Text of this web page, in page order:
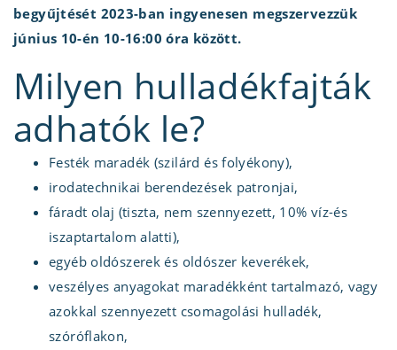
begyűjtését 2023-ban ingyenesen megszervezzük
június 10-én 10-16:00 óra között.
Milyen hulladékfajták
adhatók le?
Festék maradék (szilárd és folyékony),
irodatechnikai berendezések patronjai,
fáradt olaj (tiszta, nem szennyezett, 10% víz-és
iszaptartalom alatti),
egyéb oldószerek és oldószer keverékek,
veszélyes anyagokat maradékként tartalmazó, vagy
azokkal szennyezett csomagolási hulladék,
szóróflakon,